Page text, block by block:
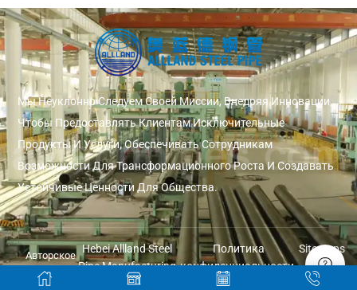
Мы Неуклонно Следуем Своей Миссии, Внедряя Инновации,
Чтобы Предоставлять Клиентам Исключительные
Продукты И Услуги, Обеспечивать Сотрудникам
Возможности Для Трансформационного Роста И Создавать
Устойчивые Ценности Для Общества.
Авторское
право ©
2026
Hebei Allland Steel
Pipe Manufacturing
Co., Ltd.
Политика
конфиденциальности
Sitemaps